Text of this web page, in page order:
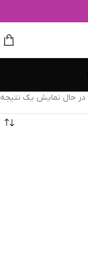
در حال نمایش یک نتیجه